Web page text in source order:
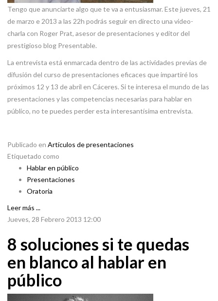
Tengo que anunciarte algo que te va a entusiasmar. Este jueves, 21
de marzo e 2013 a las 22h podrás seguir en directo una video-
charla con Roger Prat, asesor de presentaciones y editor del
prestigioso blog Presentable.
La entrevista está enmarcada dentro de las actividades previas de
difusión del curso de presentaciones eficaces que impartiré los
próximos 12 y 13 de abril en Cáceres. Si te interesa el mundo de las
presentaciones y las competencias necesarias para hablar en
público, no te puedes perder esta interesantísima entrevista.
Publicado en Artículos de presentaciones
Etiquetado como
Hablar en público
Presentaciones
Oratoria
Leer más ...
Jueves, 28 Febrero 2013 12:00
8 soluciones si te quedas
en blanco al hablar en
público